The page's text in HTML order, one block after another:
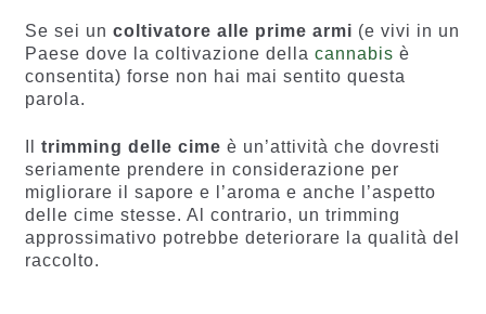
Se sei un coltivatore alle prime armi (e vivi in un
Paese dove la coltivazione della cannabis è
consentita) forse non hai mai sentito questa
parola.
trimming delle cime è un’attività che dovresti
seriamente prendere in considerazione per
migliorare il sapore e l’aroma e anche l’aspetto
delle cime stesse. Al contrario, un trimming
approssimativo potrebbe deteriorare la qualità del
raccolto.